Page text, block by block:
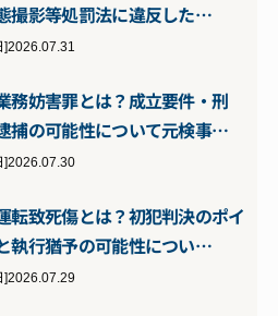
撮影等処罰法に違反した…
]2026.07.31
務妨害罪とは？成立要件・刑
捕の可能性について元検事…
]2026.07.30
転致死傷とは？初犯判決のポイ
執行猶予の可能性につい…
]2026.07.29